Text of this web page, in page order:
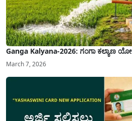
Ganga Kalyana-2026: ಗಂಗಾ ಕಲ್ಯಾಣ
March 7, 2026